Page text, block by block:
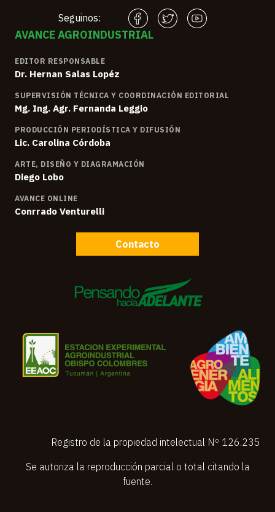
Seguinos:
AVANCE AGROINDUSTRIAL
EDITOR RESPONSABLE
Dr. Hernan Salas Lopéz
SUPERVISIÓN TÉCNICA Y COORDINACIÓN EDITORIAL
Mg. Ing. Agr. Fernanda Leggio
PRODUCCIÓN PERIODÍSTICA Y DIFUSIÓN
Lic. Carolina Córdoba
ARTE, DISEÑO Y DIAGRAMACIÓN
Diego Lobo
AVANCE ONLINE
Conrrado Venturelli
Contacto
Registro de la propiedad intelectual Nº 126.235
Se autoriza la reproducción parcial o total citando la
fuente.